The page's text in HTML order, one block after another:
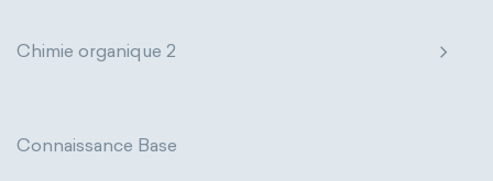
Chimie organique 2
Connaissance Base